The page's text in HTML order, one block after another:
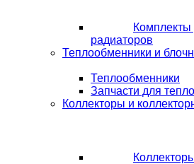
радиаторов
Теплообменники и
Теплообменники
Запчасти для
Коллекторы и